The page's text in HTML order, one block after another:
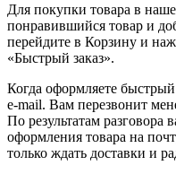
Для покупки товара в
понравившийся товар и
перейдите в Корзину и
«Быстрый заказ».
Когда оформляете
e-mail. Вам перезвонит
По результатам разговора
оформления товара на
только ждать доставки и